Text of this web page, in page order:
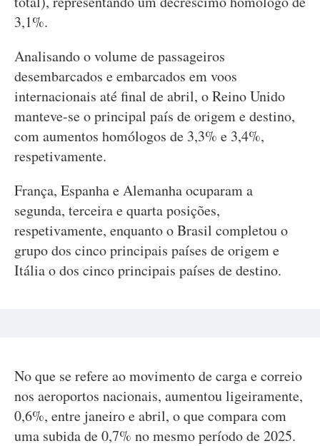
3,1%.
Analisando o volume de passageiros
desembarcados e embarcados em voos
internacionais até final de abril, o Reino Unido
manteve-se o principal país de origem e destino,
com aumentos homólogos de 3,3% e 3,4%,
respetivamente.
França, Espanha e Alemanha ocuparam a
segunda, terceira e quarta posições,
respetivamente, enquanto o Brasil completou o
grupo dos cinco principais países de origem e
Itália o dos cinco principais países de destino.
No que se refere ao movimento de carga e correio
nos aeroportos nacionais, aumentou ligeiramente,
0,6%, entre janeiro e abril, o que compara com
uma subida de 0,7% no mesmo período de 2025.